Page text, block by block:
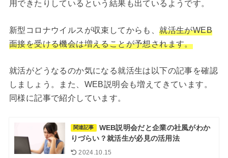
用できたりしているという結果も出ているようです。
新型コロナウイルスが収束してからも、就活生がWEB
面接を受ける機会は増えることが予想されます。
就活がどうなるのか気になる就活生は以下の記事を確認
しましょう。また、WEB説明会も増えてきています。
同様に記事で紹介しています。
関連記事
WEB説明会だと企業の社風がわか
りづらい？就活生が必見の活用法
2024.10.15